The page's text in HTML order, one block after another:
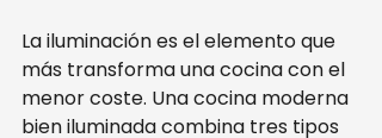
La iluminación es el elemento que
más transforma una cocina con el
menor coste. Una cocina moderna
bien iluminada combina tres tipos